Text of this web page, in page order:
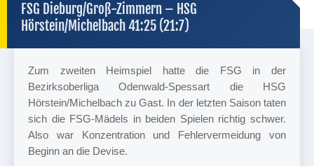
FSG Dieburg/Groß-Zimmern – HSG
Hörstein/Michelbach 41:25 (21:7)
Zum zweiten Heimspiel hatte die FSG in der
Bezirksoberliga Odenwald-Spessart die HSG
Hörstein/Michelbach zu Gast. In der letzten Saison taten
sich die FSG-Mädels in beiden Spielen richtig schwer.
Also war Konzentration und Fehlervermeidung von
Beginn an die Devise.